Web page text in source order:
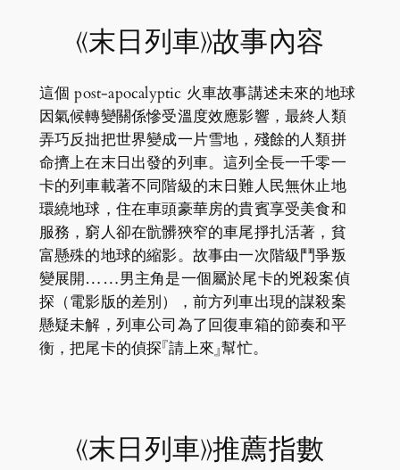
《末日列車》故事內容
這個 post-apocalyptic 火車故事講述未來的地球
因氣候轉變關係慘受溫度效應影響，最終人類
弄巧反拙把世界變成一片雪地，殘餘的人類拼
命擠上在末日出發的列車。這列全長一千零一
卡的列車載著不同階級的末日難人民無休止地
環繞地球，住在車頭豪華房的貴賓享受美食和
服務，窮人卻在骯髒狹窄的車尾掙扎活著，貧
富懸殊的地球的縮影。故事由一次階級鬥爭叛
變展開……男主角是一個屬於尾卡的兇殺案偵
探（電影版的差別），前方列車出現的謀殺案
懸疑未解，列車公司為了回復車箱的節奏和平
衡，把尾卡的偵探『請上來』幫忙。
《末日列車》推薦指數